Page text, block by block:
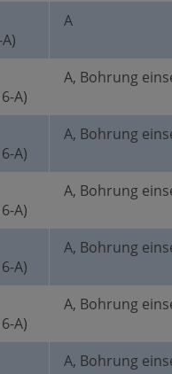
A
A)
A, Bohrung
A)
A, Bohrung
A)
A, Bohrung
A)
A, Bohrung
A)
A, Bohrung
A, Bohrung